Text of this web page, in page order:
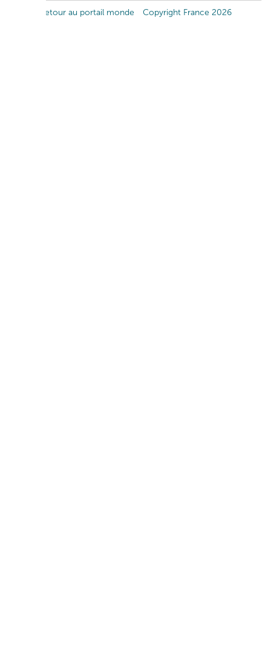
Retour au portail monde
Copyright France 2026